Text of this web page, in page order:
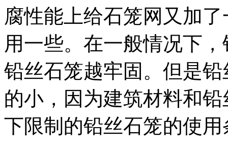
腐性能上给石笼网又加
用一些。在一般情况下
铅丝石笼越牢固。但是
的小，因为建筑材料和
下限制的铅丝石笼的使用